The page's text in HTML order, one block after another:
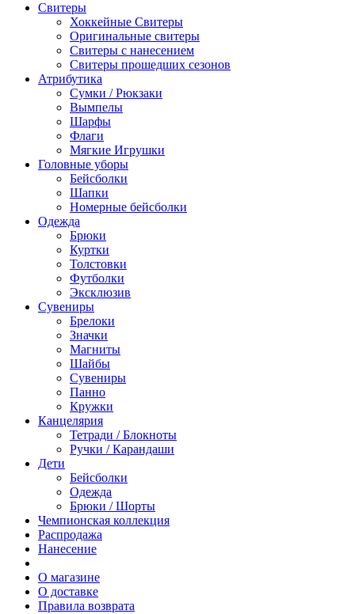
Свитеры
Хоккейные Свитеры
Оригинальные свитеры
Свитеры с нанесением
Свитеры прошедших сезонов
Атрибутика
Сумки / Рюкзаки
Вымпелы
Шарфы
Флаги
Мягкие Игрушки
Головные уборы
Бейсболки
Шапки
Номерные бейсболки
Одежда
Брюки
Куртки
Толстовки
Футболки
Эксклюзив
Сувениры
Брелоки
Значки
Магниты
Шайбы
Сувениры
Панно
Кружки
Канцелярия
Тетради / Блокноты
Ручки / Карандаши
Дети
Бейсболки
Одежда
Брюки / Шорты
Чемпионская коллекция
Распродажа
Нанесение
О магазине
О доставке
Правила возврата